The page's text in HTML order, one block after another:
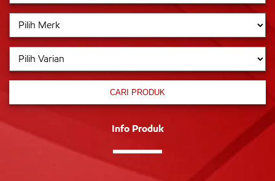
CARI PRODUK
Info Produk